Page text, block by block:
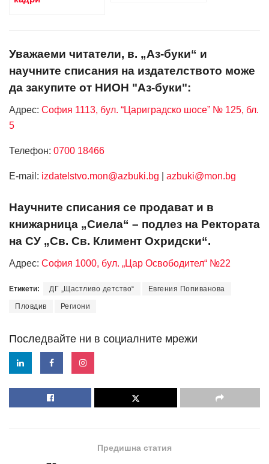
Уважаеми читатели, в. „Аз-буки“ и
научните списания на издателството може
да закупите от НИОН "Аз-буки":
Адрес: София 1113, бул. “Цариградско шосе” № 125, бл.
5
Телефон: 0700 18466
Е-mail: izdatelstvo.mon@azbuki.bg azbuki@mon.bg
Научните списания се продават и в
книжарница „Сиела“ – подлез на Ректората
на СУ „Св. Св. Климент Охридски“.
Адрес: София 1000, бул. „Цар Освободител“ №22
Етикети: ДГ „Щастливо детство“ Евгения Попиванова
Пловдив Региони
Последвайте ни в социалните мрежи
Предишна статия